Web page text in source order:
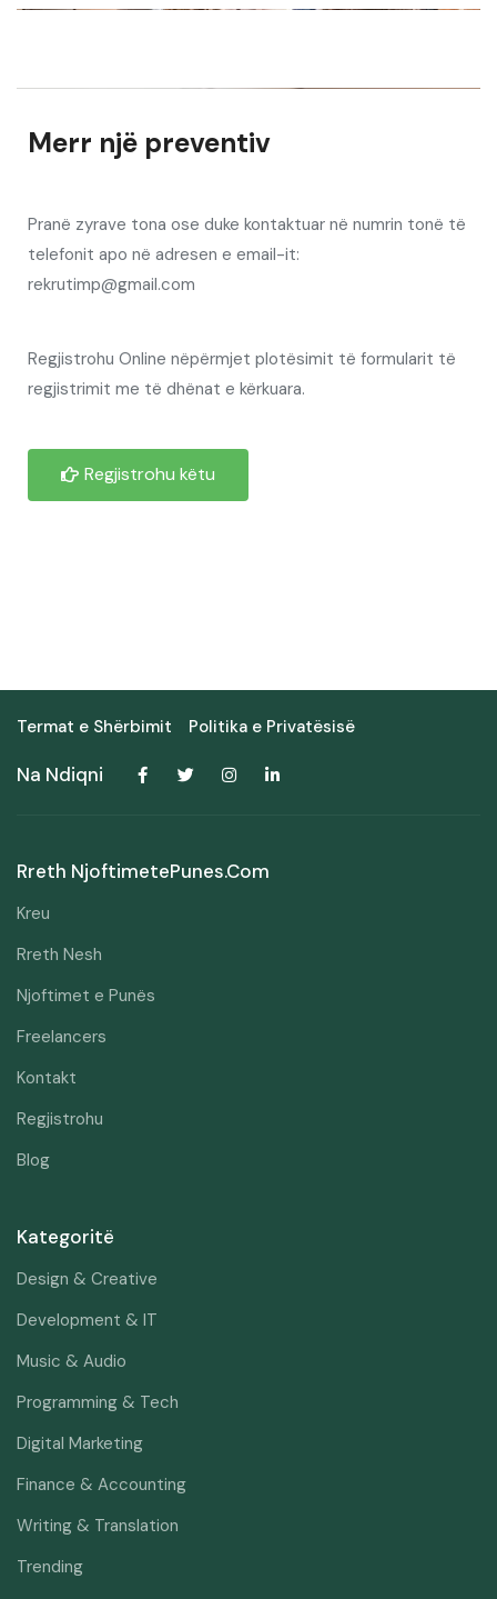
Merr një preventiv
Pranë zyrave tona ose duke kontaktuar në numrin tonë të
telefonit apo në adresen e email-it:
rekrutimp@gmail.com
Regjistrohu Online nëpërmjet plotësimit të formularit të
regjistrimit me të dhënat e kërkuara.
Regjistrohu këtu
Termat e Shërbimit Politika e Privatësisë
Na Ndiqni
Rreth NjoftimetePunes.com
Kreu
Rreth Nesh
Njoftimet e Punës
Freelancers
Kontakt
Regjistrohu
Blog
Kategoritë
Design & Creative
Development & IT
Music & Audio
Programming & Tech
Digital Marketing
Finance & Accounting
Writing & Translation
Trending